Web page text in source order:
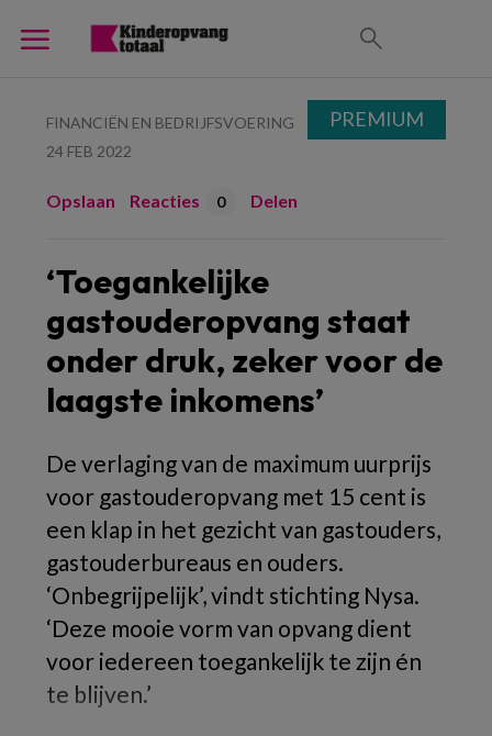
FINANCIËN EN BEDRIJFSVOERING
24 FEB 2022
Opslaan Reacties 0 Delen
‘Toegankelijke
gastouderopvang staat
onder druk, zeker voor de
laagste inkomens’
De verlaging van de maximum uurprijs
voor gastouderopvang met 15 cent is
een klap in het gezicht van gastouders,
gastouderbureaus en ouders.
‘Onbegrijpelijk’, vindt stichting Nysa.
‘Deze mooie vorm van opvang dient
voor iedereen toegankelijk te zijn én
te blijven.’
PREMIUM